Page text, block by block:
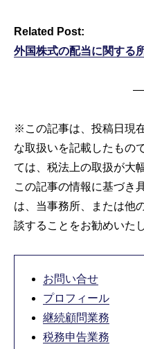
Related Post:
外国株式の配当に関する
※この記事は、投稿日現
な取扱いを記載したもの
ては、税法上の取扱が大
この記事の情報に基づき
は、当事務所、または他
談することをお勧めいた
お問い合せ
プロフィール
継続顧問業務
税務申告業務